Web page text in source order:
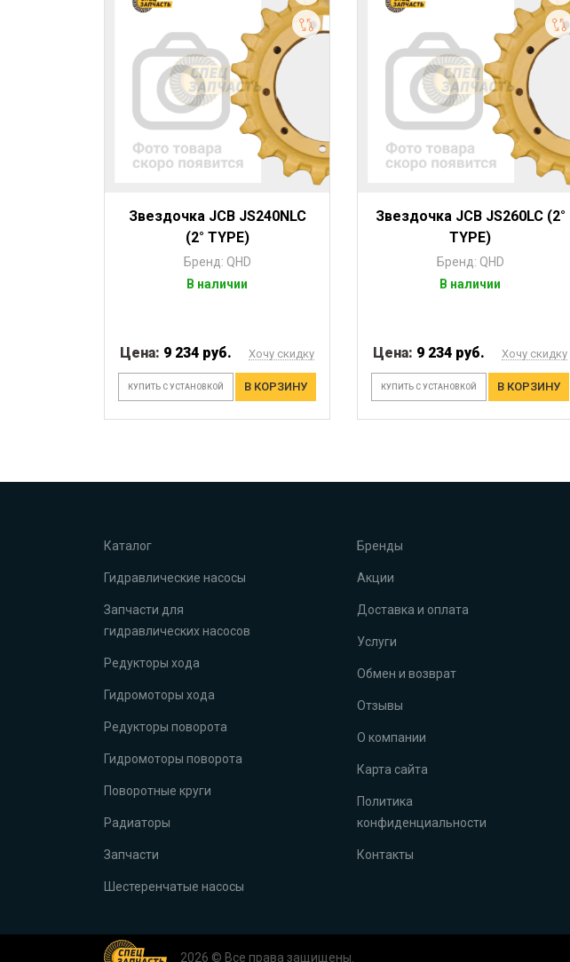
Звездочка JCB JS240NLC
(2° TYPE)
Бренд: QHD
В наличии
Цена: 9 234 руб. Хочу скидку
КУПИТЬ С УСТАНОВКОЙ В КОРЗИНУ
Звездочка JCB JS260LC (2°
TYPE)
Бренд: QHD
В наличии
Цена: 9 234 руб. Хочу скидку
КУПИТЬ С УСТАНОВКОЙ В КОРЗИНУ
Каталог
Гидравлические насосы
Запчасти для
гидравлических насосов
Редукторы хода
Гидромоторы хода
Редукторы поворота
Гидромоторы поворота
Поворотные круги
Радиаторы
Запчасти
Шестеренчатые насосы
Бренды
Акции
Доставка и оплата
Услуги
Обмен и возврат
Отзывы
О компании
Карта сайта
Политика
конфиденциальности
Контакты
2026 © Все права защищены.